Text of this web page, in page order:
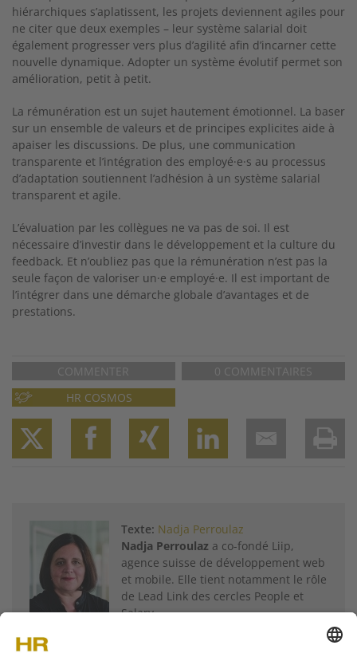
hiérarchiques s’aplatissent, les projets deviennent agiles pour
ne citer que deux exemples – leur système salarial doit
également progresser vers plus d’agilité afin d’incarner cette
nouvelle dynamique. Adopter un système évolutif permet son
amélioration, petit à petit.
La rémunération est un sujet hautement émotionnel. La baser
sur un ensemble de valeurs et de principes explicites aide à
apaiser les discussions. De plus, une communication
transparente et l’intégration des employé·e·s au processus
d’adaptation soutiennent l’adhésion à un système salarial
transparent et agile.
L’évaluation par les collègues ne va pas de soi. Il est
nécessaire d’investir dans le développement et la culture du
feedback. Et n’oubliez pas que la rémunération n’est pas la
seule façon de valoriser un·e employé·e. Il est important de
l’intégrer dans une démarche globale d’avantages et de
prestations.
COMMENTER
0 COMMENTAIRES
HR COSMOS
Texte: Nadja Perroulaz
Nadja Perroulaz a co-fondé Liip,
agence suisse de développement web
et mobile. Elle tient notamment le rôle
de Lead Link des cercles People et
Salary.